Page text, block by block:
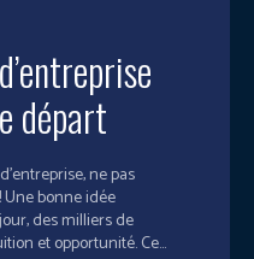
départ
ne pas
bonne idée
des milliers de
et opportunité. Ce...